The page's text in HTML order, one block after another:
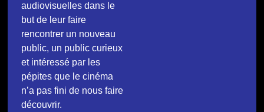
audiovisuelles dans le
but de leur faire
rencontrer un nouveau
public, un public curieux
et intéressé par les
pépites que le cinéma
n’a pas fini de nous faire
découvrir.